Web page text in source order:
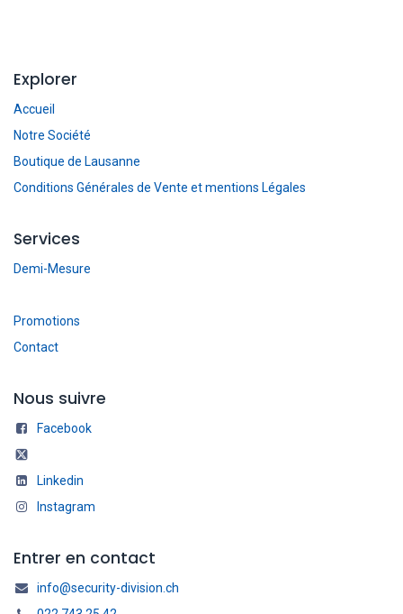
Explorer
Accueil
Notre Société
Boutique de Lausanne
Conditions Générales de Vente et mentions Légales
Services
Demi-Mesure
Promotions
Contact
Nous suivre
Facebook
Linkedin
Instagram
Entrer en contact
info@security-division.ch